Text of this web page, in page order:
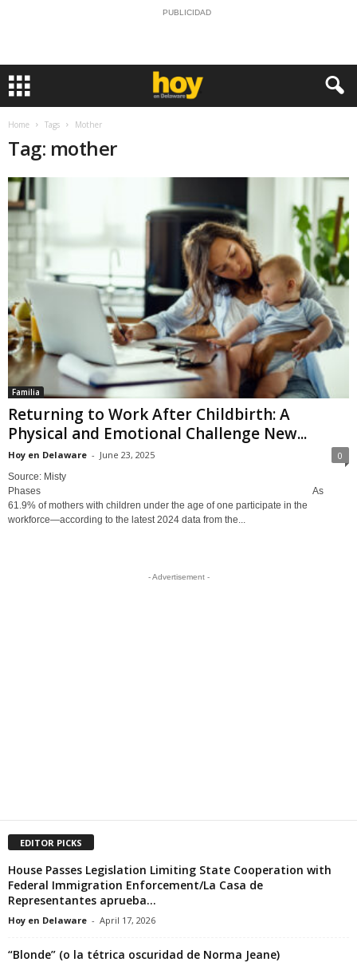
PUBLICIDAD
Home Tags Mother
Tag: mother
Familia
Returning to Work After Childbirth: A
Physical and Emotional Challenge New...
Hoy en Delaware - June 23, 2025 0
Source: Misty
Phases As
61.9% of mothers with children under the age of one participate in the
workforce—according to the latest 2024 data from the...
- Advertisement -
EDITOR PICKS
House Passes Legislation Limiting State Cooperation with
Federal Immigration Enforcement/La Casa de
Representantes aprueba...
Hoy en Delaware - April 17, 2026
“Blonde” (o la tétrica oscuridad de Norma Jeane)